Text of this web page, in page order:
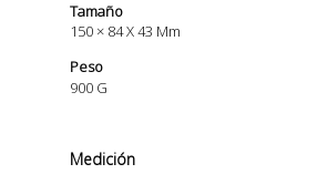
Tamaño
150 × 84 X 43 Mm
Peso
900 G
Medición